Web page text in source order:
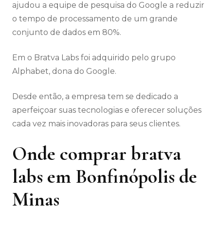
ajudou a equipe de pesquisa do Google a reduzir
o tempo de processamento de um grande
conjunto de dados em 80%.
Em o Bratva Labs foi adquirido pelo grupo
Alphabet, dona do Google.
Desde então, a empresa tem se dedicado a
aperfeiçoar suas tecnologias e oferecer soluções
cada vez mais inovadoras para seus clientes.
Onde comprar bratva
labs em Bonfinópolis de
Minas